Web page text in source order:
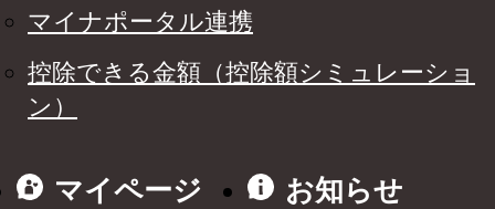
マイナポータル連携
控除できる金額（控除額シミュレーショ
ン）
マイページ
お知らせ